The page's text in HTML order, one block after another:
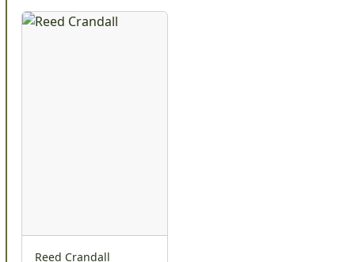
Reed Crandall